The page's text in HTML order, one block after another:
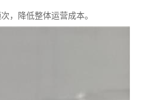
，降低整体运营成本。